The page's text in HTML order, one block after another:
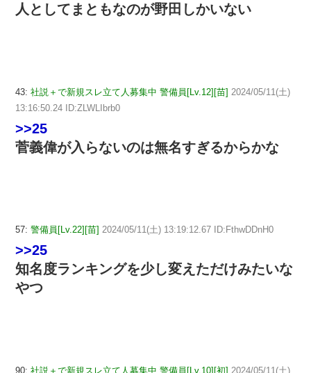
人としてまともなのが野田しかいない
43: 社説＋で新規スレ立て人募集中 警備員[Lv.12][苗] 2024/05/11(土)
13:16:50.24 ID:ZLWLIbrb0
>>25
菅義偉が入らないのは無名すぎるからかな
57: 警備員[Lv.22][苗] 2024/05/11(土) 13:19:12.67 ID:FthwDDnH0
>>25
知名度ランキングを少し変えただけみたいな
やつ
90: 社説＋で新規スレ立て人募集中 警備員[Lv.10][初] 2024/05/11(土)